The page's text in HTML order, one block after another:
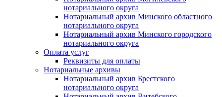
нотариального округа
Нотариальный архив Минского областного
нотариального округа
Нотариальный архив Минского городского
нотариального округа
Оплата услуг
Реквизиты для оплаты
Нотариальные архивы
Нотариальный архив Брестского
нотариального округа